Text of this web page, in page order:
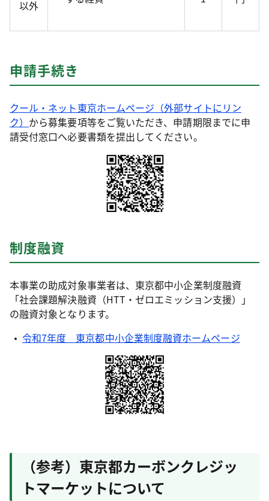
以外
申請手続き
クール・ネット東京ホームページ（外部サイトにリン
ク） から募集要項等をご覧いただき、申請期限までに申
請受付窓口へ必要書類を提出してください。
制度融資
本事業の助成対象事業者は、東京都中小企業制度融資
「社会課題解決融資（HTT・ゼロエミッション支援）」
の融資対象となります。
令和7年度 東京都中小企業制度融資ホームページ
（参考）東京都カーボンクレジッ
トマーケットについて